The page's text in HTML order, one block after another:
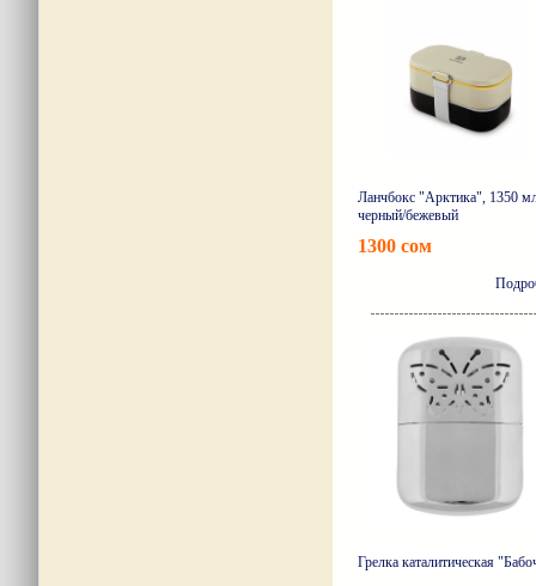
Ланчбокс "Арктика", 1350
черный/бежевый
1300 сом
Грелка каталитическая